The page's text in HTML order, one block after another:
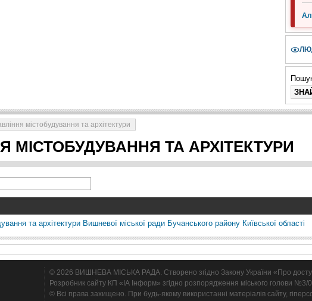
містобудування та архітектури
МІСТОБУДУВАННЯ ТА АРХІТЕКТУРИ
та архітектури Вишневої міської ради Бучанського району Київської області
© 2026 ВИШНЕВА МІСЬКА РАДА. Cтворено згідно Закону України «Про доступ
Розробник сайту КП «ІА Інформ» згідно розпорядження міського голови №3/
© Всі права захищено. При будь-якому використанні матеріалів сайту,